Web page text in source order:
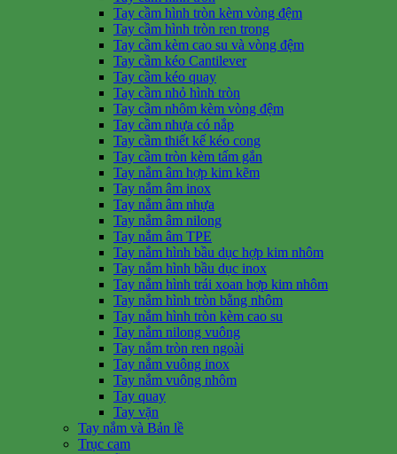
Tay cầm hình tròn kèm vòng đệm
Tay cầm hình tròn ren trong
Tay cầm kèm cao su và vòng đệm
Tay cầm kéo Cantilever
Tay cầm kéo quay
Tay cầm nhỏ hình tròn
Tay cầm nhôm kèm vòng đệm
Tay cầm nhựa có nắp
Tay cầm thiết kế kéo cong
Tay cầm tròn kèm tấm gắn
Tay nắm âm hợp kim kẽm
Tay nắm âm inox
Tay nắm âm nhựa
Tay nắm âm nilong
Tay nắm âm TPE
Tay nắm hình bầu dục hợp kim nhôm
Tay nắm hình bầu dục inox
Tay nắm hình trái xoan hợp kim nhôm
Tay nắm hình tròn bằng nhôm
Tay nắm hình tròn kèm cao su
Tay nắm nilong vuông
Tay nắm tròn ren ngoài
Tay nắm vuông inox
Tay nắm vuông nhôm
Tay quay
Tay vặn
Tay nắm và Bản lề
Trục cam